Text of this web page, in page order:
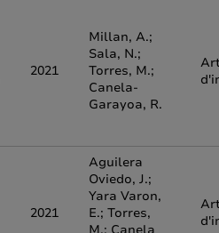
2021
Millan, A.;
Sala, N.;
Torres, M.;
Canela-
Garayoa, R.
2021
Aguilera
Oviedo, J.;
Yara Varon,
E.; Torres,